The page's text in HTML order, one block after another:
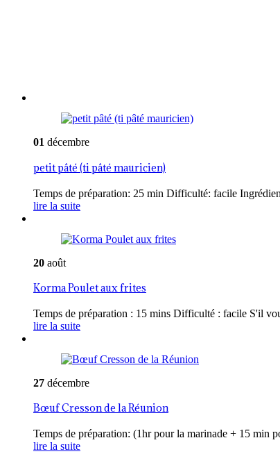
01 décembre
petit pâté (ti pâté mauricien)
Temps de préparation: 25 min Difficulté: facile
lire la suite
20 août
Korma Poulet aux frites
Temps de préparation : 15 mins Difficulté : facile S'il
lire la suite
27 décembre
Bœuf Cresson de la Réunion
Temps de préparation: (1hr pour la marinade + 15 min
lire la suite